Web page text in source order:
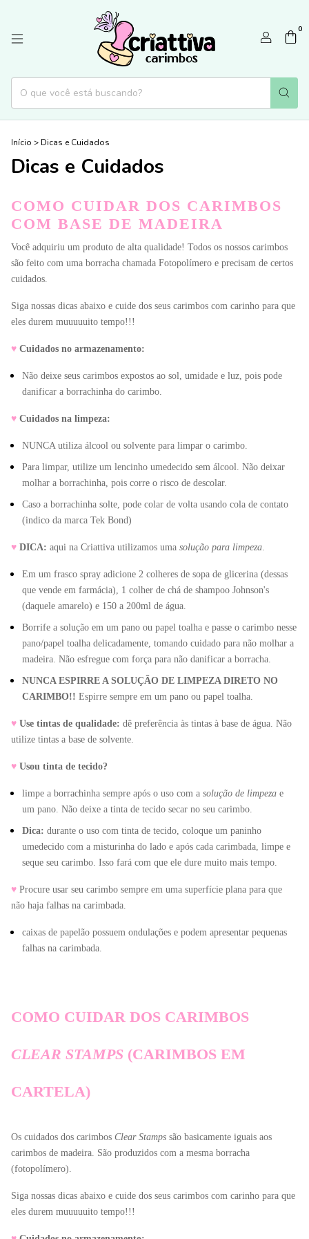
0
Início > Dicas e Cuidados
Dicas e Cuidados
COMO CUIDAR DOS CARIMBOS
COM BASE DE MADEIRA
Você adquiriu um produto de alta qualidade! Todos os nossos carimbos
são feito com uma borracha chamada Fotopolímero e precisam de certos
cuidados.
Siga nossas dicas abaixo e cuide dos seus carimbos com carinho para que
eles durem muuuuuito tempo!!!
♥ Cuidados no armazenamento:
Não deixe seus carimbos expostos ao sol, umidade e luz, pois pode
danificar a borrachinha do carimbo.
♥ Cuidados na limpeza:
NUNCA utiliza álcool ou solvente para limpar o carimbo.
Para limpar, utilize um lencinho umedecido sem álcool. Não deixar
molhar a borrachinha, pois corre o risco de descolar.
Caso a borrachinha solte, pode colar de volta usando cola de contato
(indico da marca Tek Bond)
♥ DICA: aqui na Criattiva utilizamos uma solução para limpeza
Em um frasco spray adicione 2 colheres de sopa de glicerina (dessas
que vende em farmácia), 1 colher de chá de shampoo Johnson's
(daquele amarelo) e 150 a 200ml de água.
Borrife a solução em um pano ou papel toalha e passe o carimbo nesse
pano/papel toalha delicadamente, tomando cuidado para não molhar a
madeira. Não esfregue com força para não danificar a borracha.
NUNCA ESPIRRE A SOLUÇÃO DE LIMPEZA DIRETO NO
CARIMBO!! Espirre sempre em um pano ou papel toalha.
♥ Use tintas de qualidade: dê preferência às tintas à base de água. Não
utilize tintas a base de solvente.
♥ Usou tinta de tecido?
limpe a borrachinha sempre após o uso com a solução de limpeza e
um pano. Não deixe a tinta de tecido secar no seu carimbo.
Dica: durante o uso com tinta de tecido, coloque um paninho
umedecido com a misturinha do lado e após cada carimbada, limpe e
seque seu carimbo. Isso fará com que ele dure muito mais tempo.
♥ Procure usar seu carimbo sempre em uma superfície plana para que
não haja falhas na carimbada.
caixas de papelão possuem ondulações e podem apresentar pequenas
falhas na carimbada.
CLEAR STAMPS (CARIMBOS EM
CARTELA)
Os cuidados dos carimbos Clear Stamps são basicamente iguais aos
carimbos de madeira. São produzidos com a mesma borracha
(fotopolímero).
Siga nossas dicas abaixo e cuide dos seus carimbos com carinho para que
eles durem muuuuuito tempo!!!